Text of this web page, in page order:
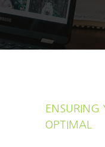
ENSURING
OPTIMAL